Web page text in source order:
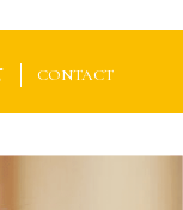
CONTACT